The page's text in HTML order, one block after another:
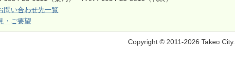
問い合わせ先一覧
・ご要望
Copyright © 2011-2026 Takeo City.